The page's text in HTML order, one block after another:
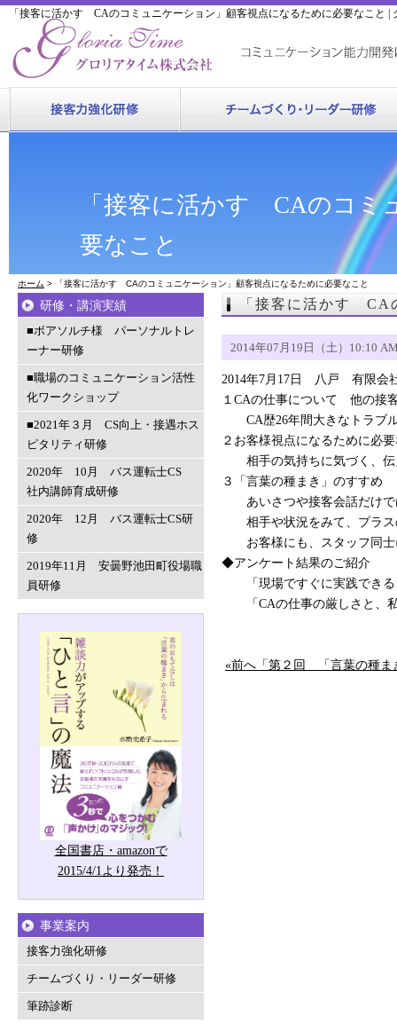
「接客に活かす CAのコミュニケーション」顧客視点になるために必要なこと |
「接客に活かす CAのコミ
要なこと
ホーム > 「接客に活かす CAのコミュニケーション」顧客視点になるために必要なこと
「接客に活かす CA
2014年07月19日（土）10:10
2014年7月17日 八戸 有限会
１CAの仕事について 他の接
CA歴26年間大きなトラブル
２お客様視点になるために必
相手の気持ちに気づく、伝
３「言葉の種まき」のすすめ
あいさつや接客会話だけで
相手や状況をみて、プラス
お客様にも、スタッフ同士
◆アンケート結果のご紹介
「現場ですぐに実践できる
「CAの仕事の厳しさと、私
«前へ「第２回 「言葉の種
研修・講演実績
■ボアソルチ様 パーソナルトレ
ーナー研修
■職場のコミュニケーション活性
化ワークショップ
■2021年３月 CS向上・接遇ホス
ピタリティ研修
2020年 10月 バス運転士CS
社内講師育成研修
2020年 12月 バス運転士CS研
修
2019年11月 安曇野池田町役場職
員研修
全国書店・amazonで
2015/4/1より発売！
事業案内
接客力強化研修
チームづくり・リーダー研修
筆跡診断